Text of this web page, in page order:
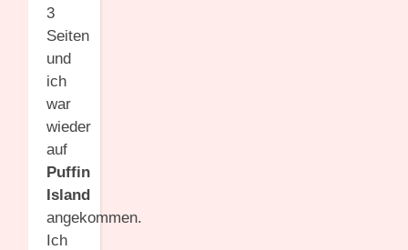
3
Seiten
und
ich
war
wieder
auf
Puffin
Island
angekommen.
Ich